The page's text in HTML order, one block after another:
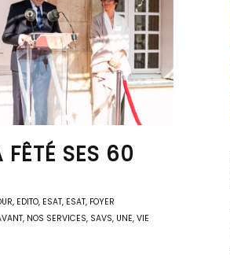
SES 60
, EDITO, ESAT, ESAT, FOYER
, NOS SERVICES, SAVS, UNE, VIE